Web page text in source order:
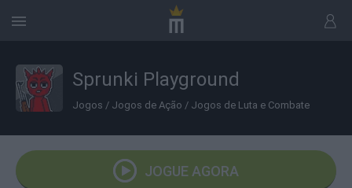
Sprunki Playground
Jogos / Jogos de Ação / Jogos de Luta e Combate
JOGUE AGORA